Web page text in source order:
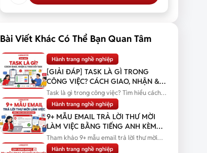
Bài Viết Khác Có Thể Bạn Quan Tâm
Hành trang nghề nghiệp
[GIẢI ĐÁP] TASK LÀ GÌ TRONG
CÔNG VIỆC? CÁCH GIAO, NHẬN &
THEO DÕI TASK
Task là gì trong công việc? Tìm hiểu cách
giao, nhận và theo dõi task...
Hành trang nghề nghiệp
9+ MẪU EMAIL TRẢ LỜI THƯ MỜI
LÀM VIỆC BẰNG TIẾNG ANH KÈM
BẢN DỊCH
Tham khảo 9+ mẫu email trả lời thư mời
làm việc bằng tiếng Anh kèm bản...
Hành trang nghề nghiệp